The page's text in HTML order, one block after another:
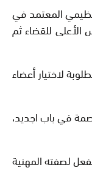
قولها إن التعديلات المقترحة تتعلق أساسا بالمواد 10 و11 و12 من القانون التنظيمي المعتمد في
مجلس الأعلى للقضاء ثم
لاختيار أعضاء
في باب اجديد،
لصفته المهنية